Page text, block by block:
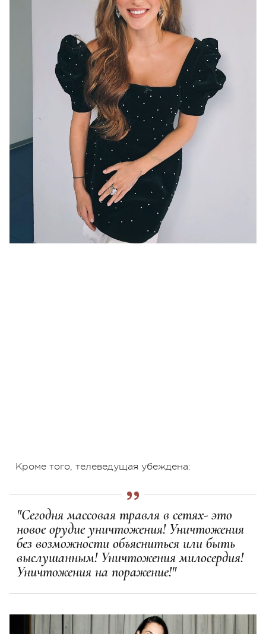
Кроме того, телеведущая убеждена:
"Сегодня массовая травля в сетях- это
новое орудие уничтожения! Уничтожения
без возможности объясниться или быть
выслушанным! Уничтожения милосердия!
Уничтожения на поражение!"